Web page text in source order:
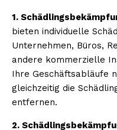
1.
bieten individuelle
Unternehmen, Büros,
andere kommerzielle
Ihre Geschäftsabläufe
gleichzeitig die
entfernen.
2.